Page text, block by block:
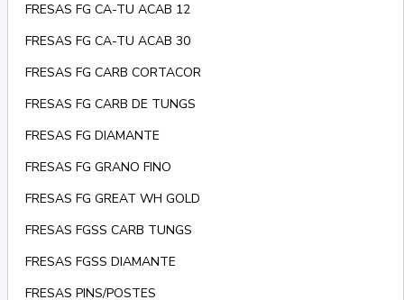
FRESAS FG CA-TU ACAB 12
FRESAS FG CA-TU ACAB 30
FRESAS FG CARB CORTACOR
FRESAS FG CARB DE TUNGS
FRESAS FG DIAMANTE
FRESAS FG GRANO FINO
FRESAS FG GREAT WH GOLD
FRESAS FGSS CARB TUNGS
FRESAS FGSS DIAMANTE
FRESAS PINS/POSTES